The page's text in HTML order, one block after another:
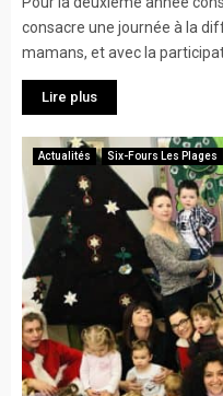
consacre une journée à la
mamans, et avec la
Lire plus
Actualités Six-Fours Les Plages